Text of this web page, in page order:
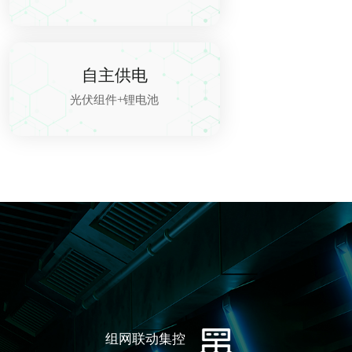
自主供电
光伏组件+锂电池
组网联动集控